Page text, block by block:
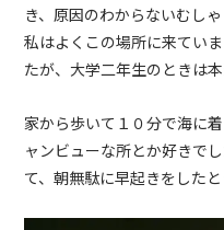
き、原因のわからないむし
私はよくこの場所に来てい
たが、大学二年生のときは
家から歩いて１０分で海に
ャンビューな所とか好きで
て、朝無駄に早起きをした